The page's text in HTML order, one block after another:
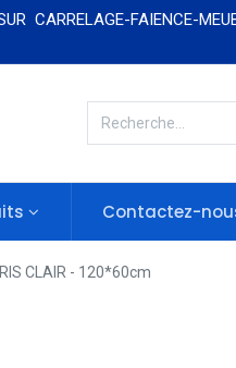
CARRELAGE-FAIENCE-
Contactez-
CLAIR - 120*60cm